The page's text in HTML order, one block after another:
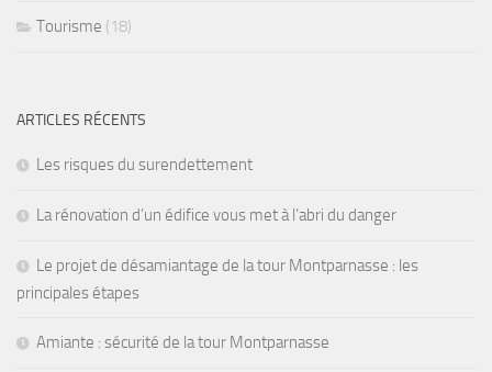
Tourisme (18)
ARTICLES RÉCENTS
Les risques du surendettement
La rénovation d’un édifice vous met à l’abri du danger
Le projet de désamiantage de la tour Montparnasse : les
principales étapes
Amiante : sécurité de la tour Montparnasse